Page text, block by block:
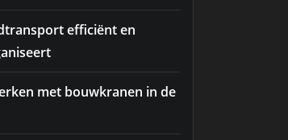
efficiënt en
met bouwkranen in de